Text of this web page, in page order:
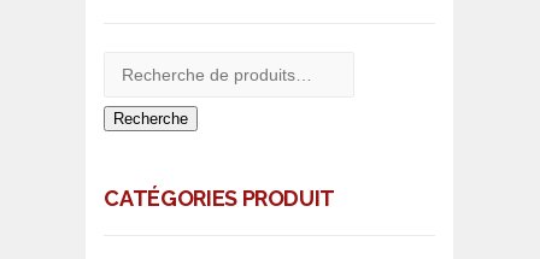
Recherche
CATÉGORIES PRODUIT